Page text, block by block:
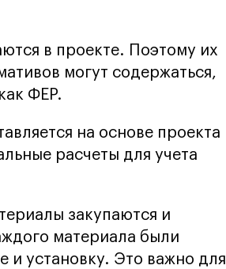
в проекте. Поэтому их
могут содержаться,
ФЕР.
на основе проекта
расчеты для учета
закупаются и
материала были
установку. Это важно для